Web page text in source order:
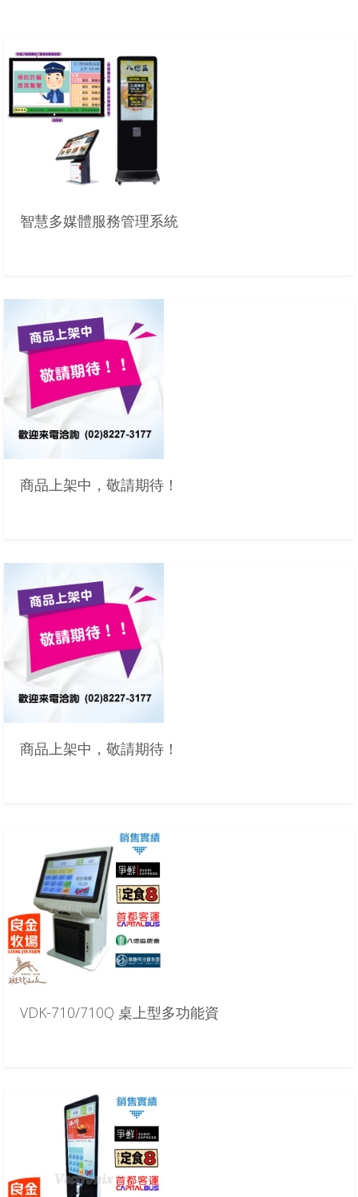
智慧多媒體服務管理系統
商品上架中，敬請期待！
商品上架中，敬請期待！
VDK-710/710Q 桌上型多功能資